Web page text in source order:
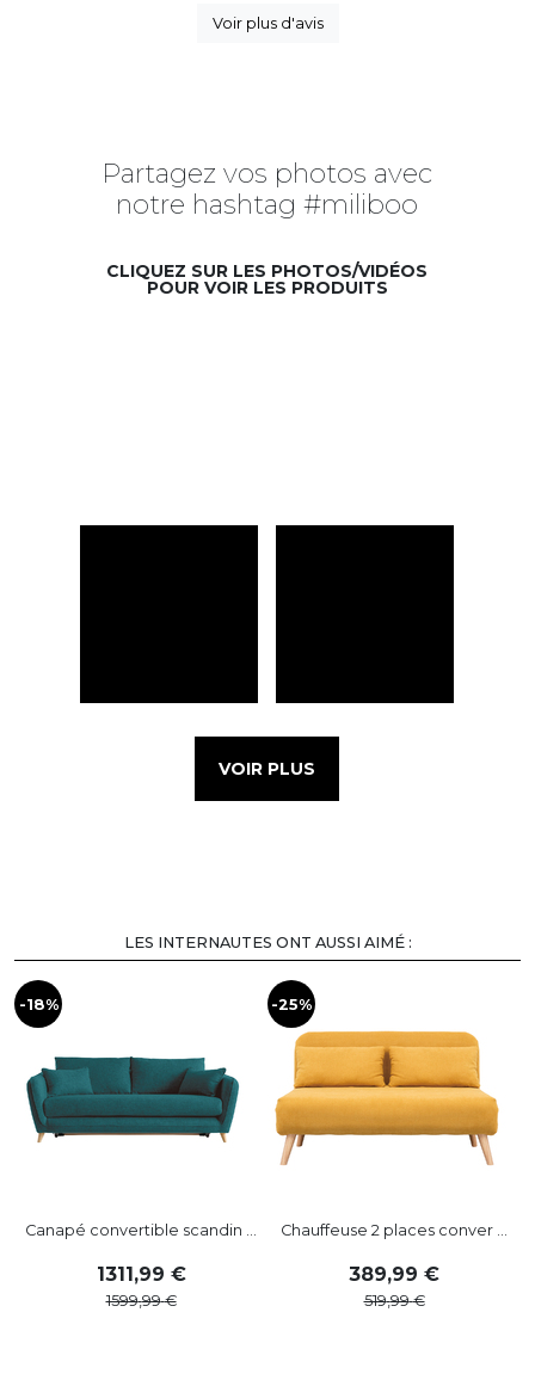
Voir plus d'avis
Partagez vos photos avec
notre hashtag #miliboo
CLIQUEZ SUR LES PHOTOS/VIDÉOS
POUR VOIR LES PRODUITS
VOIR PLUS
LES INTERNAUTES ONT AUSSI AIMÉ :
-18%
Canapé convertible scandin ...
1311,99
1599,99
-25%
Chauffeuse 2 places conver ...
389,99
519,99